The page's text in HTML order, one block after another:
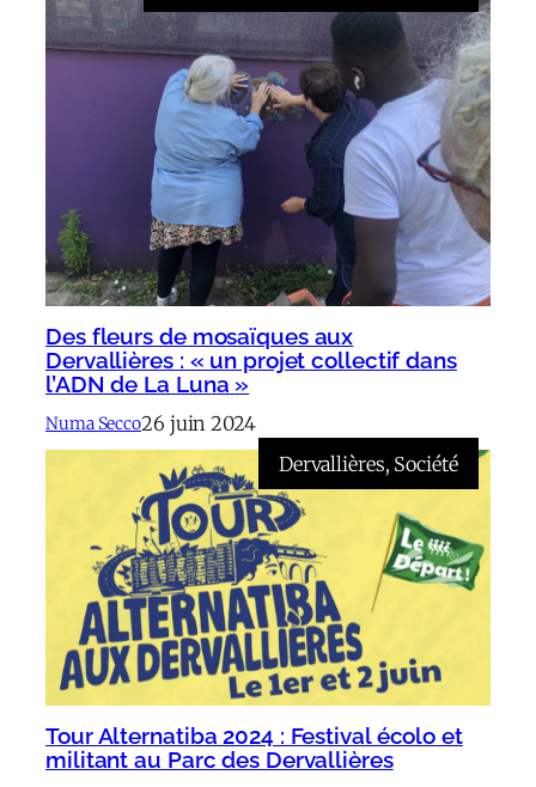
Des fleurs de mosaïques aux
Dervallières : « un projet collectif dans
l’ADN de La Luna »
Numa Secco26 juin 2024
Dervallières, Société
Tour Alternatiba 2024 : Festival écolo et
militant au Parc des Dervallières